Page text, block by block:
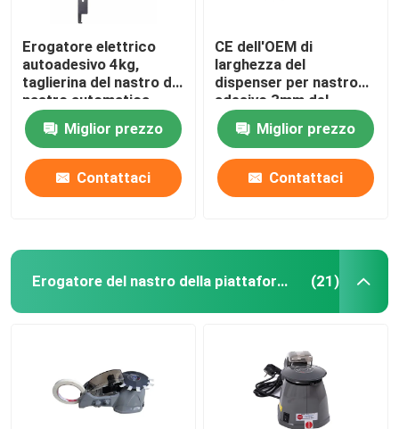
Erogatore elettrico
autoadesivo 4kg,
taglierina del nastro di
nastro automatica
dell'OEM
Miglior prezzo
Contattaci
CE dell'OEM di
larghezza del
dispenser per nastro
adesivo 3mm del
nastro del carosello
110V Miglior prezzo
Contattaci
Erogatore del nastro della piattaforma girevole (21)